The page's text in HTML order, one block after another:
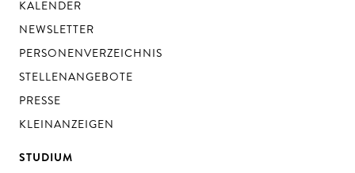
KALENDER
NEWSLETTER
PERSONENVERZEICHNIS
STELLENANGEBOTE
PRESSE
KLEINANZEIGEN
STUDIUM